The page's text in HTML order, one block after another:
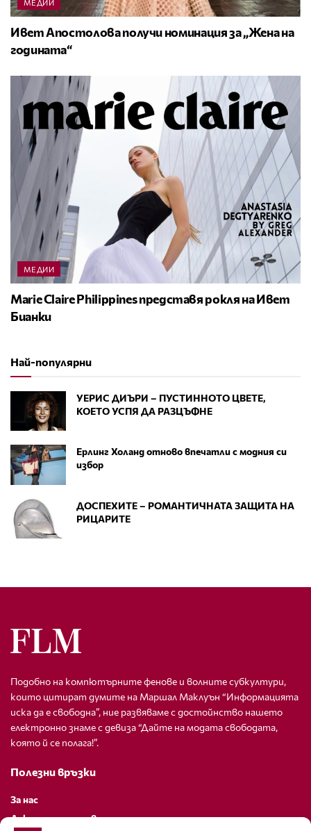
МЕДИИ
Ивет Апостолова получи номинация за „Жена на
годината“
МЕДИИ
Marie Claire Philippines представя рокля на Ивет
Бианки
Най-популярни
УЕРИС ДИЪРИ – ПУСТИННОТО ЦВЕТЕ,
КОЕТО УСПЯ ДА РАЗЦЪФНЕ
Ерлинг Холанд отново впечатли с модния си
избор
ДОСПЕХИТЕ – РОМАНТИЧНАТА ЗАЩИТА НА
РИЦАРИТЕ
Подобно на компютърните фенове и волните субкултури,
които цитират думите на Маршал Маклуън “Информацията
иска да е свободна”, ние развяваме с достойнство нашето
електронно знаме с девиза “Дайте на модата свободата,
която й се полага!”.
Полезни връзки
За нас
Декларация за поверителност